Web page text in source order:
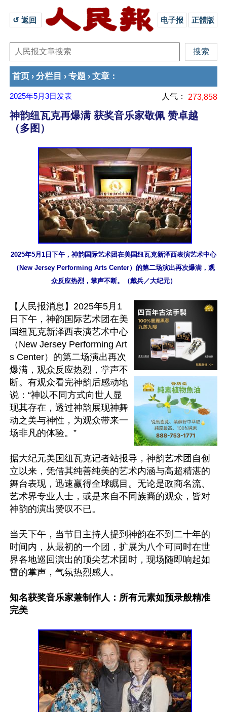
↺ 返回 电子报 正體版
首页 › 分栏目 › 专题 › 文章 ：
2025年5月3日 发表 人气： 273,858
神韵纽瓦克再爆满 获奖音乐家敬佩 赞卓越
（多图）
2025年5月1日下午，神韵国际艺术团在美国纽瓦克新泽西表演艺术中心
（New Jersey Performing Arts Center）的第二场演出再次爆满，观
众反应热烈，掌声不断。（戴兵／大纪元）
【人民报消息】2025年5月1
日下午，神韵国际艺术团在美
国纽瓦克新泽西表演艺术中心
（New Jersey Performing Art
s Center）的第二场演出再次
爆满，观众反应热烈，掌声不
断。有观众看完神韵后感动地
说：“神以不同方式向世人显
现其存在，透过神韵展现神舞
动之美与神性，为观众带来一
场非凡的体验。”
据大纪元美国纽瓦克记者站报导，神韵艺术团自创
立以来，凭借其纯善纯美的艺术内涵与高超精湛的
舞台表现，迅速赢得全球瞩目。无论是政商名流、
艺术界专业人士，或是来自不同族裔的观众，皆对
神韵的演出赞叹不已。
当天下午，当节目主持人提到神韵在不到二十年的
时间内，从最初的一个团，扩展为八个可同时在世
界各地巡回演出的顶尖艺术团时，现场随即响起如
雷的掌声，气氛热烈感人。
知名获奖音乐家兼制作人：所有元素如预录般精准
完美